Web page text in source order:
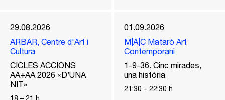
29.08.2026
ARBAR, Centre d'Art i
Cultura
CICLES ACCIONS
AA+AA 2026 «D’UNA
NIT»
01.09.2026
M|A|C Mataró Art
Contemporani
1-9-36. Cinc mirades,
una història
21:30 – 22:30 h